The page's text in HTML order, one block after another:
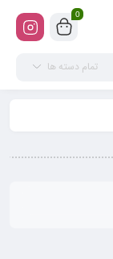
0
تمام دسته ها